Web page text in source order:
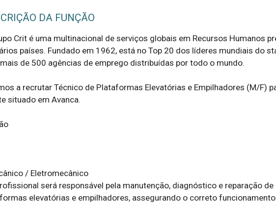
DA FUNÇÃO
Crit é uma multinacional de serviços globais em Recursos Humanos
países. Fundado em 1962, está no Top 20 dos líderes mundiais do
de 500 agências de emprego distribuídas por todo o mundo.
a recrutar Técnico de Plataformas Elevatórias e Empilhadores (M/F)
situado em Avanca.
/ Eletromecânico
será responsável pela manutenção, diagnóstico e reparação de
elevatórias e empilhadores, assegurando o correto